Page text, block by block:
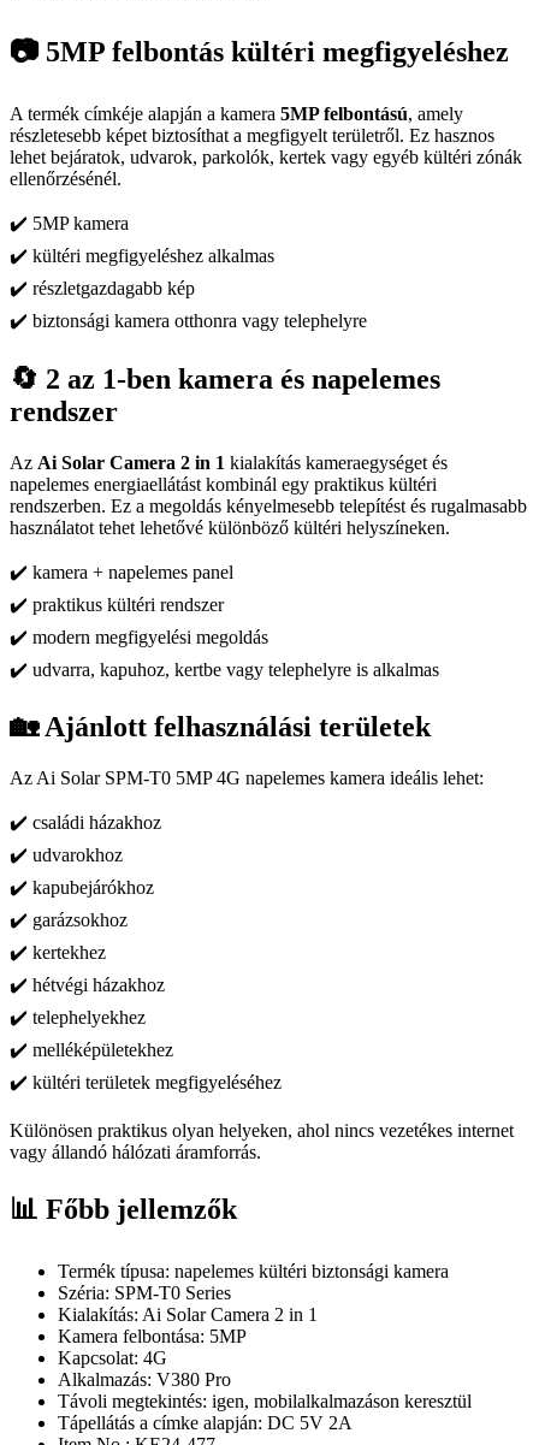
📷 5MP felbontás kültéri megfigyeléshez
A termék címkéje alapján a kamera 5MP felbontású, amely
részletesebb képet biztosíthat a megfigyelt területről. Ez hasznos
lehet bejáratok, udvarok, parkolók, kertek vagy egyéb kültéri zónák
ellenőrzésénél.
✔️ 5MP kamera
✔️ kültéri megfigyeléshez alkalmas
✔️ részletgazdagabb kép
✔️ biztonsági kamera otthonra vagy telephelyre
🔄 2 az 1-ben kamera és napelemes
rendszer
Az Ai Solar Camera 2 in 1 kialakítás kameraegységet és
napelemes energiaellátást kombinál egy praktikus kültéri
rendszerben. Ez a megoldás kényelmesebb telepítést és rugalmasabb
használatot tehet lehetővé különböző kültéri helyszíneken.
✔️ kamera + napelemes panel
✔️ praktikus kültéri rendszer
✔️ modern megfigyelési megoldás
✔️ udvarra, kapuhoz, kertbe vagy telephelyre is alkalmas
🏡 Ajánlott felhasználási területek
Az Ai Solar SPM-T0 5MP 4G napelemes kamera ideális lehet:
✔️ családi házakhoz
✔️ udvarokhoz
✔️ kapubejárókhoz
✔️ garázsokhoz
✔️ kertekhez
✔️ hétvégi házakhoz
✔️ telephelyekhez
✔️ melléképületekhez
✔️ kültéri területek megfigyeléséhez
Különösen praktikus olyan helyeken, ahol nincs vezetékes internet
vagy állandó hálózati áramforrás.
📊 Főbb jellemzők
Termék típusa: napelemes kültéri biztonsági kamera
Széria: SPM-T0 Series
Kialakítás: Ai Solar Camera 2 in 1
Kamera felbontása: 5MP
Kapcsolat: 4G
Alkalmazás: V380 Pro
Távoli megtekintés: igen, mobilalkalmazáson keresztül
Tápellátás a címke alapján: DC 5V 2A